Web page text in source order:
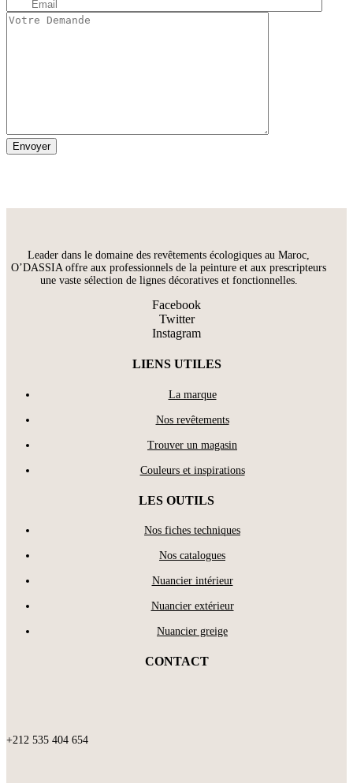
Leader dans le domaine des revêtements écologiques au Maroc,
O’DASSIA offre aux professionnels de la peinture et aux prescripteurs
une vaste sélection de lignes décoratives et fonctionnelles.
Facebook
Twitter
Instagram
LIENS UTILES
La marque
Nos revêtements
Trouver un magasin
Couleurs et inspirations
LES OUTILS
Nos fiches techniques
Nos catalogues
Nuancier intérieur
Nuancier extérieur
Nuancier greige
CONTACT
+212 535 404 654